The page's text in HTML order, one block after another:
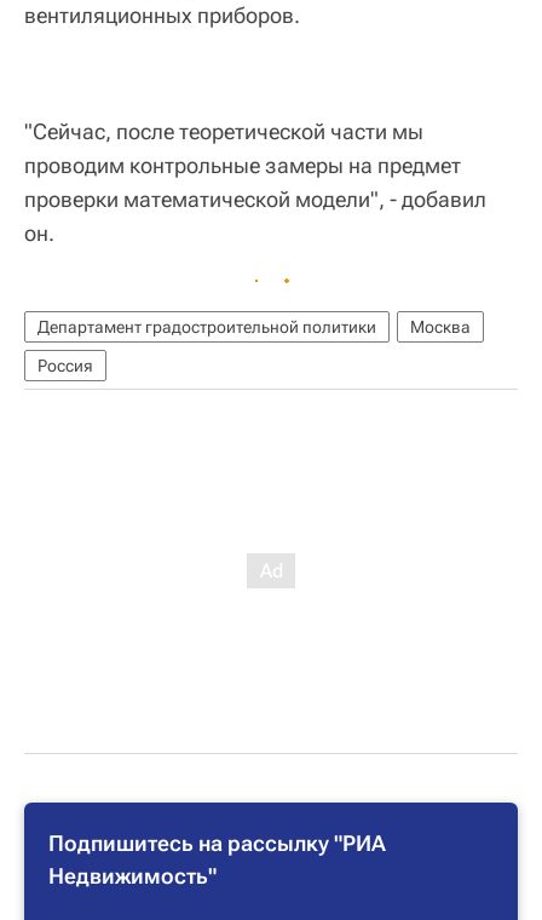
вентиляционных приборов.
"Сейчас, после теоретической части мы
проводим контрольные замеры на предмет
проверки математической модели", - добавил
он.
Департамент градостроительной политики
Москва
Россия
Подпишитесь на рассылку "РИА
Недвижимость"